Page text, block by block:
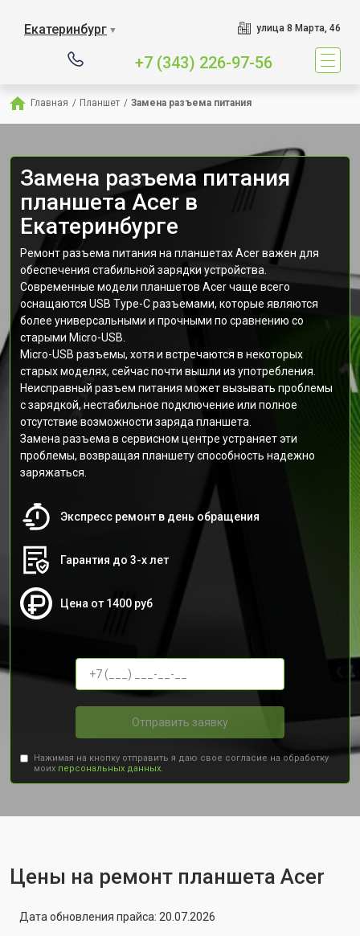
Екатеринбург ▼ улица 8 Марта, 46
+7 (343) 226-97-56
Главная / Планшет / Замена разъема питания
Замена разъема питания
планшета Acer в
Екатеринбурге
Ремонт разъема питания на планшетах Acer важен для
обеспечения стабильной зарядки устройства.
Современные модели планшетов Acer чаще всего
оснащаются USB Type-C разъемами, которые являются
более универсальными и прочными по сравнению со
старыми Micro-USB.
Micro-USB разъемы, хотя и встречаются в некоторых
старых моделях, сейчас почти вышли из употребления.
Неисправный разъем питания может вызывать проблемы
с зарядкой, нестабильное подключение или полное
отсутствие возможности заряда планшета.
Замена разъема в сервисном центре устраняет эти
проблемы, возвращая планшету способность надежно
заряжаться.
Экспресс ремонт в день обращения
Гарантия до 3-х лет
Цена от 1400 руб
Отправить заявку
Нажимая на кнопку отправить я даю свое согласие на обработку
моих персональных данных.
Цены на ремонт планшета Acer
Дата обновления прайса: 20.07.2026